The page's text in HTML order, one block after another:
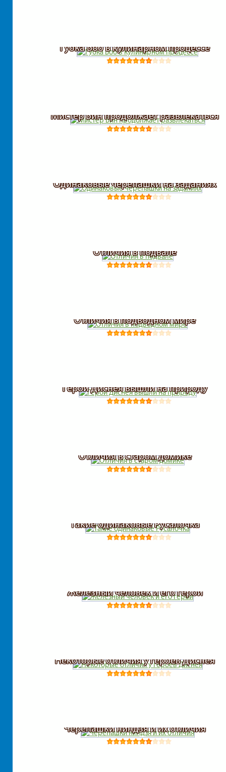
Губка Боб в кулинарном процессе
Мистер Бин продолжает развлекаться
Одинаковые черепашки на заданиях
Отличия в подвале
Отличия в подводном мире
Герои Диснея вышли на природу
Отличия в старом домике
Такие одинаковые Русалочка
Железный человек и его герои
Некоторые отличия у героев Диснея
Черепашки ниндзя и их отличия